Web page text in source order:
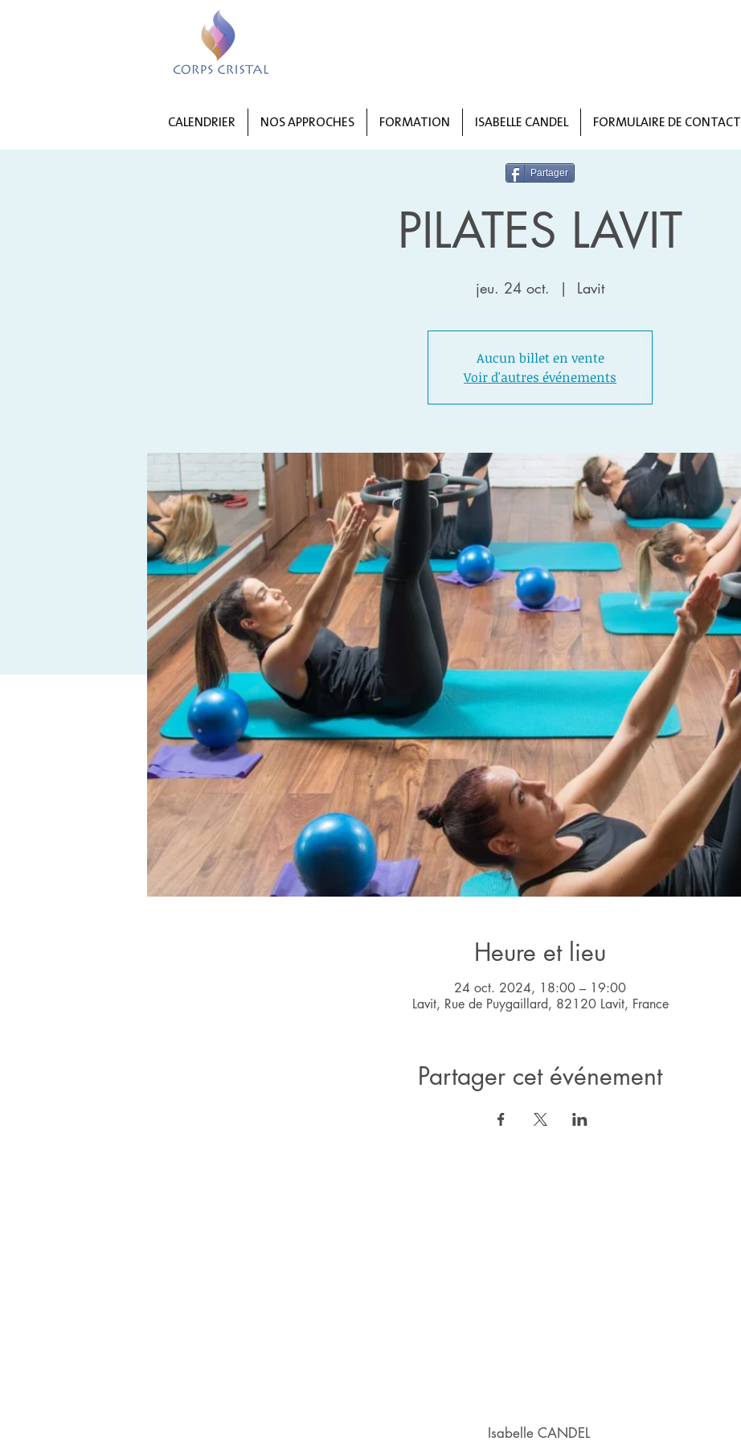
CALENDRIER NOS APPROCHES FORMATION ISABELLE CANDEL FORMULAIRE DE CONTACT
PILATES LAVIT
jeu. 24 oct.
  |
Lavit
Aucun billet en vente
Voir d'autres événements
Heure et lieu
24 oct. 2024, 18:00 – 19:00
Lavit, Rue de Puygaillard, 82120 Lavit, France
Partager cet événement
Partager
Isabelle CANDEL